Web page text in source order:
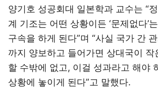
양기호 성공회대 일본학과 교수는 “
계 기조는 어떤 상황이든 ‘문제없다’
구속을 하게 된다”며 “사실 국가 간
까지 양보하고 들어가면 상대국이 작
할 수밖에 없고, 이걸 성과라고 해야
상황에 놓이게 된다”고 말했다.